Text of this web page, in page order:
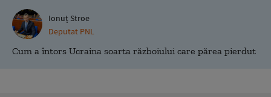
Ionuț Stroe
Deputat PNL
Cum a întors Ucraina soarta războiului care părea pierdut